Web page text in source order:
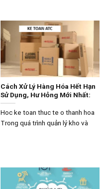
Cách Xử Lý Hàng Hóa Hết Hạn
Sử Dụng, Hư Hỏng Mới Nhất:
Hoc ke toan thuc te o thanh hoa
Trong quá trình quản lý kho và